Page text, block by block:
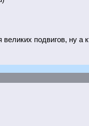
подвигов, ну